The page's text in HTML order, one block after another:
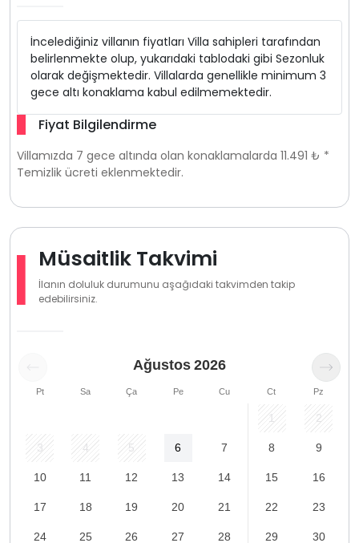
İncelediğiniz villanın fiyatları Villa sahipleri tarafından
belirlenmekte olup, yukarıdaki tablodaki gibi Sezonluk
olarak değişmektedir. Villalarda genellikle minimum 3
gece altı konaklama kabul edilmemektedir.
Fiyat Bilgilendirme
Villamızda 7 gece altında olan konaklamalarda 11.491 ₺ *
Temizlik ücreti eklenmektedir.
Müsaitlik Takvimi
İlanın doluluk durumunu aşağıdaki takvimden takip
edebilirsiniz.
Ağustos 2026
Pt Sa Ça Pe Cu Ct Pz
1 2
3 4 5 6 7 8 9
10 11 12 13 14 15 16
17 18 19 20 21 22 23
24 25 26 27 28 29 30